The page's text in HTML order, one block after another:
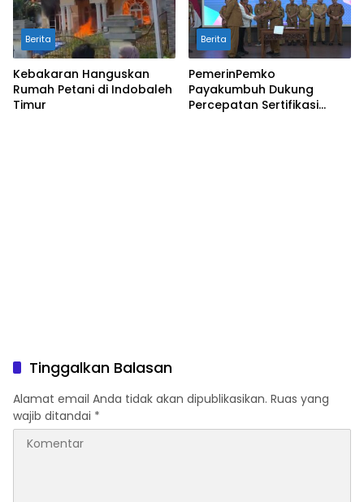
Berita
Kebakaran Hanguskan
Rumah Petani di Indobaleh
Timur
Berita
PemerinPemko
Payakumbuh Dukung
Percepatan Sertifikasi
Tinggalkan Balasan
Alamat email Anda tidak akan dipublikasikan. Ruas yang
wajib ditandai *